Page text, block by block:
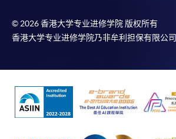
© 2026 香港大学专业进修学院 版权所有
香港大学专业进修学院乃非牟利担保有限公司